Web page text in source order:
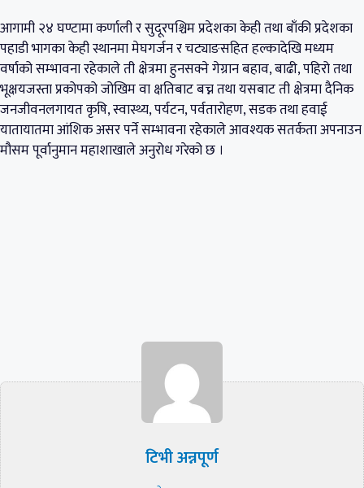
आगामी २४ घण्टामा कर्णाली र सुदूरपश्चिम प्रदेशका केही तथा बाँकी प्रदेशका
पहाडी भागका केही स्थानमा मेघगर्जन र चट्याङसहित हल्कादेखि मध्यम
वर्षाको सम्भावना रहेकाले ती क्षेत्रमा हुनसक्ने गेग्रान बहाव, बाढी, पहिरो तथा
भूक्षयजस्ता प्रकोपको जोखिम वा क्षतिबाट बच्न तथा यसबाट ती क्षेत्रमा दैनिक
जनजीवनलगायत कृषि, स्वास्थ्य, पर्यटन, पर्वतारोहण, सडक तथा हवाई
यातायातमा आंशिक असर पर्ने सम्भावना रहेकाले आवश्यक सतर्कता अपनाउन
मौसम पूर्वानुमान महाशाखाले अनुरोध गरेको छ ।
टिभी अन्नपूर्ण